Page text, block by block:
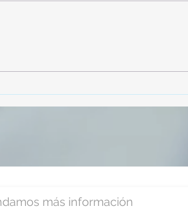
Zoom